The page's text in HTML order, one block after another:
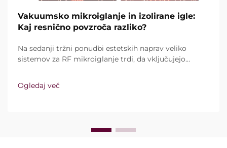
Vakuumsko mikroiglanje in izolirane igle:
Kaj resnično povzroča razliko?
Na sedanji tržni ponudbi estetskih naprav veliko
sistemov za RF mikroiglanje trdi, da vključujejo
vprašanje pa ni le, ali te funkcije sploh obstajajo,
temveč kako natančno delujejo med kliničnim
Ogledaj več